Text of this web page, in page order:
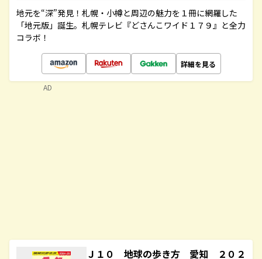
地元を“深”発見！札幌・小樽と周辺の魅力を１冊に網羅した
「地元版」誕生。札幌テレビ『どさんこワイド１７９』と全力
コラボ！
詳細を見る
Ｊ１０ 地球の歩き方 愛知 ２０２
AD